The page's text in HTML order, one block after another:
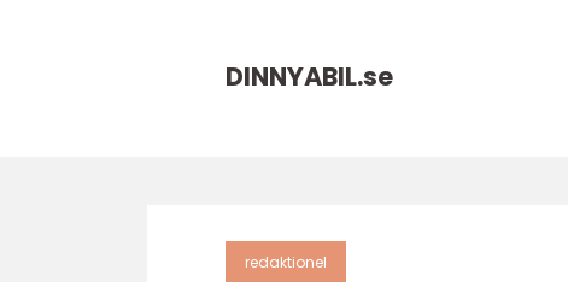
DINNYABIL.se
redaktionel